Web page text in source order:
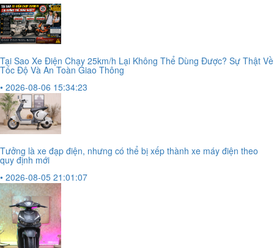
Tại Sao Xe Điện Chạy 25km/h Lại Không Thể Dùng Được? Sự Thật Về
Tốc Độ Và An Toàn Giao Thông
• 2026-08-06 15:34:23
Tưởng là xe đạp điện, nhưng có thể bị xếp thành xe máy điện theo
quy định mới
• 2026-08-05 21:01:07